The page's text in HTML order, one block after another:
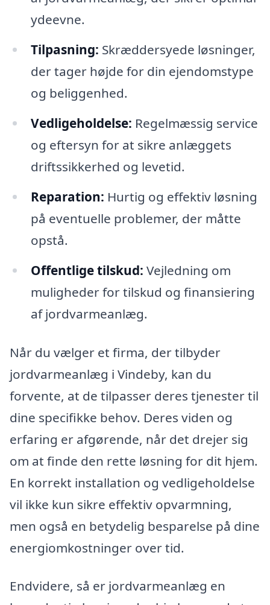
ydeevne.
Tilpasning: Skræddersyede løsninger,
der tager højde for din ejendomstype
og beliggenhed.
Vedligeholdelse: Regelmæssig service
og eftersyn for at sikre anlæggets
driftssikkerhed og levetid.
Reparation: Hurtig og effektiv løsning
på eventuelle problemer, der måtte
opstå.
Offentlige tilskud: Vejledning om
muligheder for tilskud og finansiering
af jordvarmeanlæg.
Når du vælger et firma, der tilbyder
jordvarmeanlæg i Vindeby, kan du
forvente, at de tilpasser deres tjenester til
dine specifikke behov. Deres viden og
erfaring er afgørende, når det drejer sig
om at finde den rette løsning for dit hjem.
En korrekt installation og vedligeholdelse
vil ikke kun sikre effektiv opvarmning,
men også en betydelig besparelse på dine
energiomkostninger over tid.
Endvidere, så er jordvarmeanlæg en